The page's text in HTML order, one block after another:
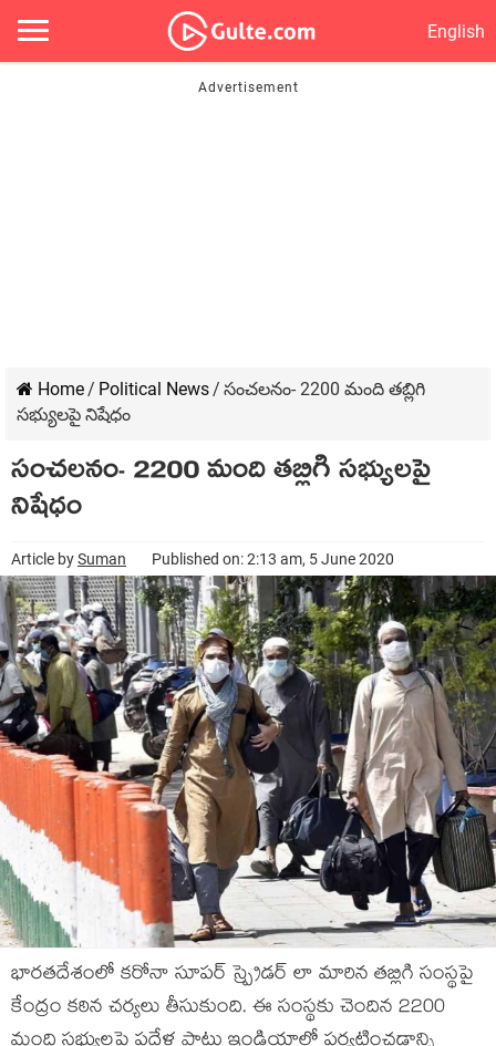
English
Home/ Political News/ సంచలనం- 2200 మంది తబ్లిగి
సభ్యులపై నిషేధం
సంచలనం- 2200 మంది తబ్లిగి సభ్యులపై
నిషేధం
Article bySuman Published on: 2:13 am, 5 June 2020
భారతదేశంలో కరోనా సూపర్ స్ప్రెడర్ లా మారిన తబ్లిగి సంస్థపై
కేంద్రం కఠిన చర్యలు తీసుకుంది. ఈ సంస్థకు చెందిన 2200